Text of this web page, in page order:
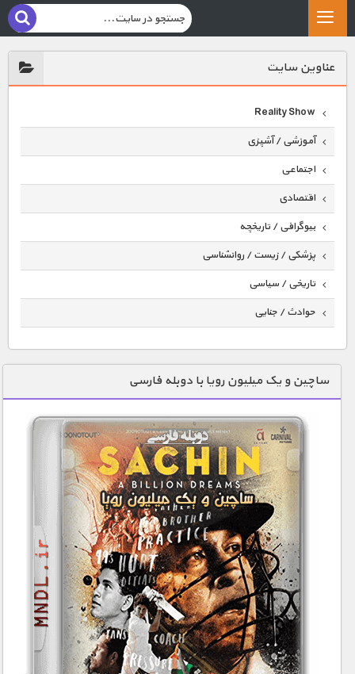
عناوين سايت
Reality Show
آموزشی / آشپزی
اجتماعی
اقتصادی
بیوگرافی / تاریخچه
پزشکی / زیست / روانشناسی
تاریخی / سیاسی
حوادث / جنایی
دنیای خوراکی ها
زمین شناسی / محیط زیست
سازه/ معماری/ مهندسی
سرگرمی
شناخت کودکان
طبیعت
علم و فناوری
فرهنگ / هنر
کیهان / نجوم
گردشگری
ماورایی
ساچین و یک میلیون رویا با دوبله فارسی